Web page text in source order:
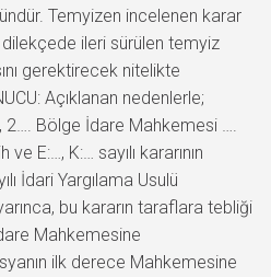
Temyizen incelenen karar
ileri sürülen temyiz
gerektirecek nitelikte
Açıklanan nedenlerle;
Bölge İdare Mahkemesi ….
E:…, K:… sayılı kararının
İdari Yargılama Usulü
bu kararın taraflara tebliği
Mahkemesine
ilk derece Mahkemesine